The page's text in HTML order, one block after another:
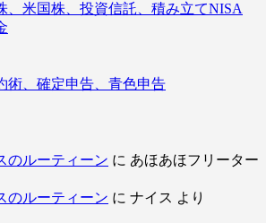
、米国株、投資信託、積み立てNISA
術、確定申告、青色申告
のルーティーン に あほあほフリーター
のルーティーン に ナイス より